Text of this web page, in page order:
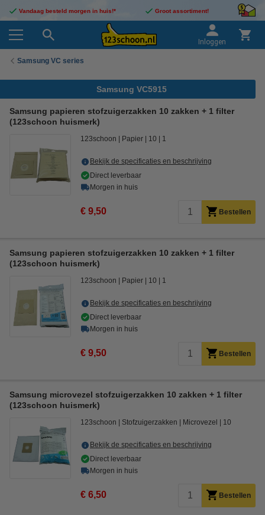
Vandaag besteld morgen in huis!* Groot assortiment!
Inloggen
Samsung VC series
Samsung VC5915
Samsung papieren stofzuigerzakken 10 zakken + 1 filter
(123schoon huismerk)
123schoon Papier 10 1
Bekijk de specificaties en beschrijving
Direct leverbaar
Morgen in huis
€ 9,50 Bestellen
Samsung papieren stofzuigerzakken 10 zakken + 1 filter
(123schoon huismerk)
123schoon Papier 10 1
Bekijk de specificaties en beschrijving
Direct leverbaar
Morgen in huis
€ 9,50 Bestellen
Samsung microvezel stofzuigerzakken 10 zakken + 1 filter
(123schoon huismerk)
123schoon Stofzuigerzakken Microvezel 10
Bekijk de specificaties en beschrijving
Direct leverbaar
Morgen in huis
€ 6,50 Bestellen